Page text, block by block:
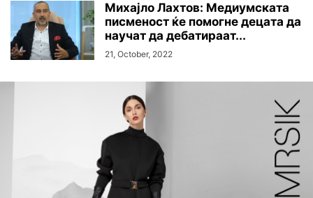
Михајло Лахтов: Медиумската
писменост ќе помогне децата да
научат да дебатираат...
21, October, 2022